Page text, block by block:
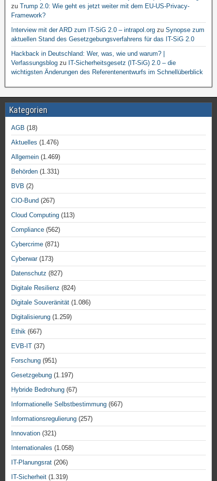
zu Trump 2.0: Wie geht es jetzt weiter mit dem EU-US-Privacy-
Framework?
Interview mit der ARD zum IT-SiG 2.0 – intrapol.org zu Synopse zum
aktuellen Stand des Gesetzgebungsverfahrens für das IT-SiG 2.0
Hackback in Deutschland: Wer, was, wie und warum? |
Verfassungsblog zu IT-Sicherheitsgesetz (IT-SiG) 2.0 – die
wichtigsten Änderungen des Referentenentwurfs im Schnellüberblick
Kategorien
AGB (18)
Aktuelles (1.476)
Allgemein (1.469)
Behörden (1.331)
BVB (2)
CIO-Bund (267)
Cloud Computing (113)
Compliance (562)
Cybercrime (871)
Cyberwar(173)
Datenschutz (827)
Digitale Resilienz (824)
Digitale Souveränität (1.086)
Digitalisierung (1.259)
Ethik (667)
EVB-IT (37)
Forschung (951)
Gesetzgebung (1.197)
Hybride Bedrohung (67)
Informationelle Selbstbestimmung (667)
Informationsregulierung (257)
Innovation (321)
Internationales (1.058)
IT-Planungsrat (206)
IT-Sicherheit (1.319)